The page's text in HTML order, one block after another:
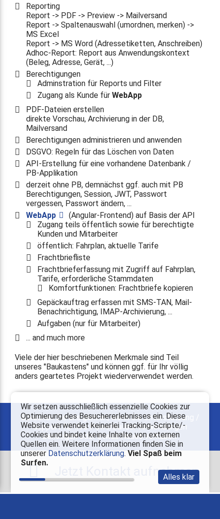
Reporting
Report -> PDF -> Preview -> Mailversand
Report -> Spaltenauswahl (umordnen, merken) ->
MS Excel
Report -> MS Word (Adressetiketten, Anschreiben)
Adhoc-Report: Report aus Anwendungskontext
(Beleg, Adresse, Gerät, ...)
Berechtigungen
Adminstration für Reports und Filter
Zugang als Kunde für WebApp
PDF-Dateien erstellen
direkte Vorschau, Archivierung in der DB,
Mailversand
Berechtigungen administrieren und anwenden
DSGVO: Regeln für das Löschen von Daten
API-Erstellung für eine vorhandene Datenbank /
PB-Applikation
derzeit ohne PB, demnächst ggf. auch mit PB
Berechtigungen, Session, JWT, Passwort
vergessen, Passwort ändern, ...
WebApp
(Angular-Frontend) auf Basis der API
Zugang teils öffentlich sowie für berechtigte
Kunden und Mitarbeiter
öffentlich: Fahrplan, aktuelle Tarife
Frachtbriefliste
Frachtbrieferfassung mit Zugriff auf Fahrplan,
Tarife, erforderliche Stammdaten
Komfortfunktionen: Frachtbriefe kopieren
Gepäckauftrag erfassen mit SMS-TAN, Mail-
Benachrichtigung, IMAP-Archivierung, ...
Aufgaben (nur für Mitarbeiter)
... and much more
Viele der hier beschriebenen Merkmale sind Teil
unseres "Baukastens" und können ggf. für Ihr völlig
anders geartetes Projekt wiederverwendet werden.
Sprechen Sie uns gern an, wenn Sie Unterstützung /
Support für Ihre PowerBuilder-Anwendungen
benötigen oder etwas Neues vorhaben.
Jetzt Kontakt aufnehmen
Wir setzen ausschließlich essenzielle Cookies zur
Optimierung des Besuchererlebnisses ein. Diese
Website verwendet keinerlei Tracking-Scripte/-
Cookies und bindet keine Inhalte von externen
Quellen ein. Weitere Informationen finden Sie in
unserer Datenschutzerklärung.Viel Spaß beim
Surfen.
Alles klar